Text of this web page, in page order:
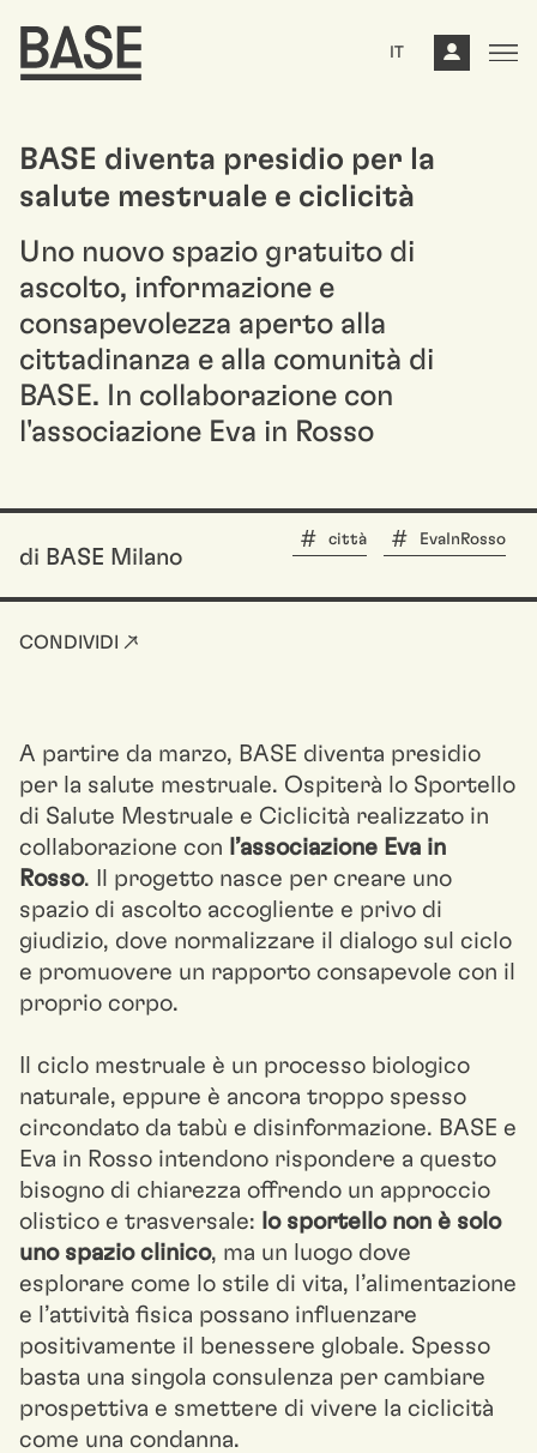
IT
BASE diventa presidio per la
salute mestruale e ciclicità
Uno nuovo spazio gratuito di
ascolto, informazione e
consapevolezza aperto alla
cittadinanza e alla comunità di
BASE. In collaborazione con
l'associazione Eva in Rosso
di BASE Milano
città EvaInRosso
CONDIVIDI ↗
A partire da marzo, BASE diventa presidio
per la salute mestruale. Ospiterà lo Sportello
di Salute Mestruale e Ciclicità realizzato in
collaborazione con l’associazione Eva in
Rosso. Il progetto nasce per creare uno
spazio di ascolto accogliente e privo di
giudizio, dove normalizzare il dialogo sul ciclo
e promuovere un rapporto consapevole con il
proprio corpo.
Il ciclo mestruale è un processo biologico
naturale, eppure è ancora troppo spesso
circondato da tabù e disinformazione. BASE e
Eva in Rosso intendono rispondere a questo
bisogno di chiarezza offrendo un approccio
olistico e trasversale: lo sportello non è solo
uno spazio clinico, ma un luogo dove
esplorare come lo stile di vita, l’alimentazione
e l’attività fisica possano influenzare
positivamente il benessere globale. Spesso
basta una singola consulenza per cambiare
prospettiva e smettere di vivere la ciclicità
come una condanna.